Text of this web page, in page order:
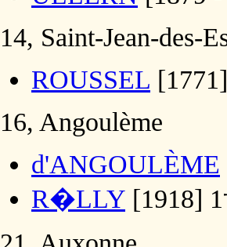
14, Saint-Jean-des-
ROUSSEL
16, Angoulème
d'ANGOULÈME
R�LLY [1918]